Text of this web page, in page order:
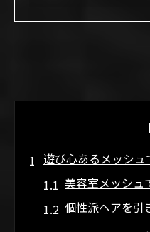
遊び心あるメッシ
美容室メッシュ
個性派ヘアを引